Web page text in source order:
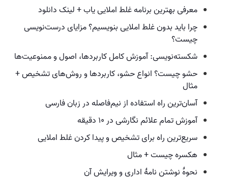
معرفی بهترین برنامه غلط املایی یاب + لینک دانلود
چرا باید بدون غلط املایی بنویسیم؟ مزایای درست‌نویسی
چیست؟
شکسته‌نویسی: آموزش کامل کاربردها، اصول و ممنوعیت‌ها
حشو چیست؟ انواع حشو، کاربردها و روش‌های تشخیص +
مثال
آسان‌ترین راه استفاده از نیم‌فاصله در زبان فارسی
آموزش تمام علائم نگارشی در ۱۰ دقیقه
سریع‌ترین راه برای تشخیص و پیدا کردن غلط املایی
هکسره چیست + مثال
نحوهٔ نوشتن نامهٔ اداری و ویرایش آن